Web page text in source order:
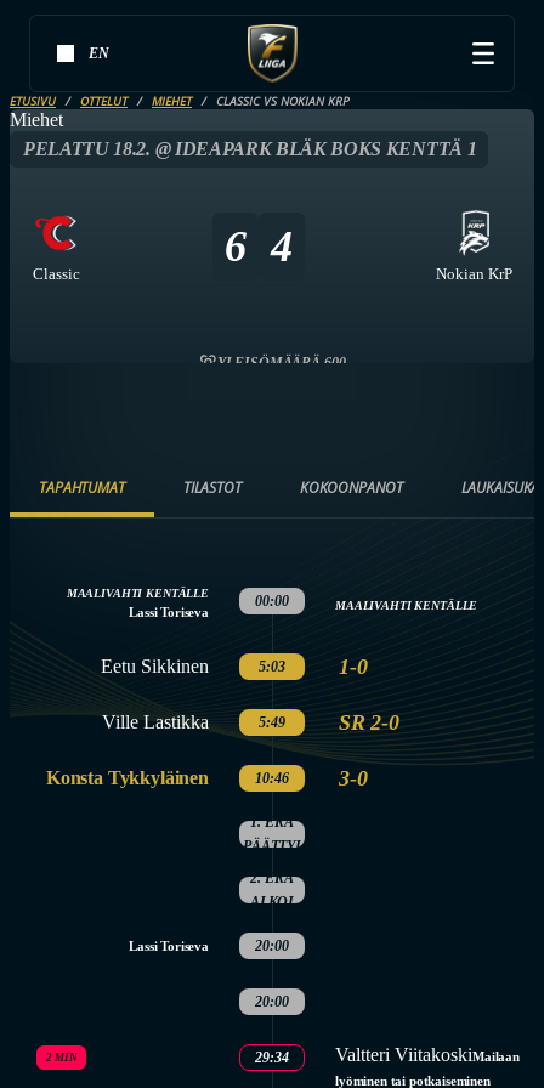
EN
ETUSIVU OTTELUT MIEHET CLASSIC VS NOKIAN KRP
Miehet
PELATTU 18.2. @ IDEAPARK BLÄK BOKS KENTTÄ 1
Classic
6 4
Nokian KrP
YLEISÖMÄÄRÄ 600
TAPAHTUMAT TILASTOT KOKOONPANOT
MAALIVAHTI KENTÄLLE
Lassi Toriseva
00:00 MAALIVAHTI KENTÄLLE
Eetu Sikkinen 5:03 1-0
Ville Lastikka 5:49 SR 2-0
Konsta Tykkyläinen 10:46 3-0
1. ERÄ
PÄÄTTYI
2. ERÄ
ALKOI
Lassi Toriseva 20:00
20:00
29:34 Valtteri ViitakoskiMailaan
lyöminen tai potkaiseminen
2 MIN